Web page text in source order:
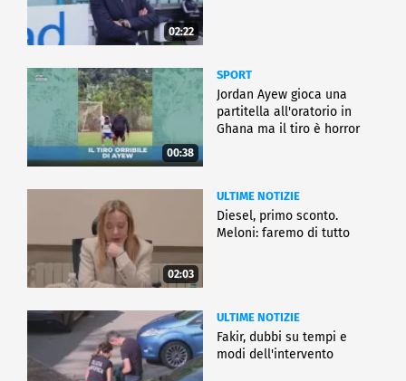
02:22
00:38
SPORT
Jordan Ayew gioca una
partitella all'oratorio in
Ghana ma il tiro è horror
02:03
ULTIME NOTIZIE
Diesel, primo sconto.
Meloni: faremo di tutto
ULTIME NOTIZIE
Fakir, dubbi su tempi e
modi dell'intervento